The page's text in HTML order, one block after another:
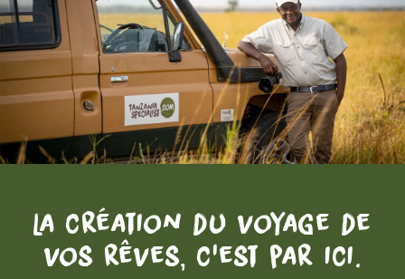
La création du voyage de
vos rêves, c'est par ici.